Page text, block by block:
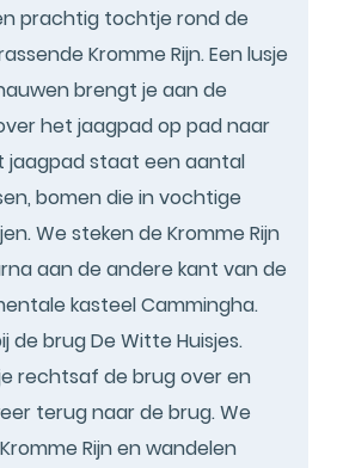
prachtig tochtje rond de
Kromme Rijn. Een lusje
brengt je aan de
het jaagpad op pad naar
jaagpad staat een aantal
bomen die in vochtige
We steken de Kromme Rijn
aan de andere kant van de
kasteel Cammingha.
de brug De Witte Huisjes.
rechtsaf de brug over en
terug naar de brug. We
Rijn en wandelen